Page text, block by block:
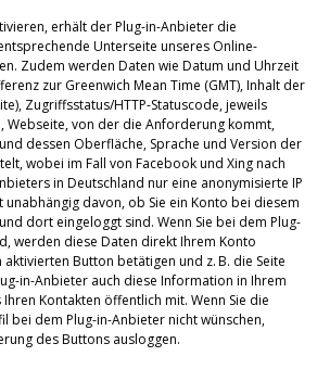
erhält der Plug-in-Anbieter die
Unterseite unseres Online-
Zudem werden Daten wie Datum und Uhrzeit
zur Greenwich Mean Time (GMT), Inhalt der
Zugriffsstatus/HTTP-Statuscode, jeweils
Webseite, von der die Anforderung kommt,
dessen Oberfläche, Sprache und Version der
wobei im Fall von Facebook und Xing nach
in Deutschland nur eine anonymisierte IP
davon, ob Sie ein Konto bei diesem
dort eingeloggt sind. Wenn Sie bei dem Plug-
werden diese Daten direkt Ihrem Konto
Button betätigen und z. B. die Seite
in-Anbieter auch diese Information in Ihrem
Kontakten öffentlich mit. Wenn Sie die
bei dem Plug-in-Anbieter nicht wünschen,
des Buttons ausloggen.